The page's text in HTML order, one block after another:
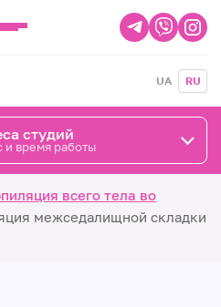
UA RU
студий
и время работы
всего тела во
межседалищной складки